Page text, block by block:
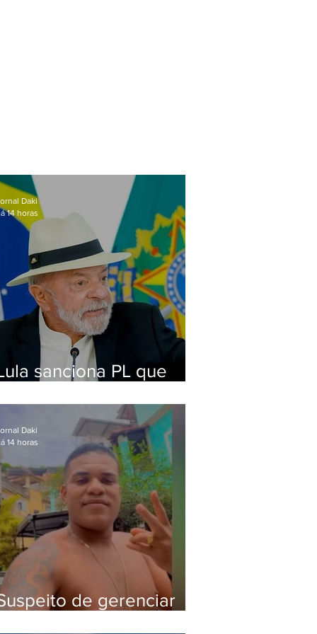
sanciona PL que
contra crianças
Daki
14 horas
de gerenciar
Daki
14 horas